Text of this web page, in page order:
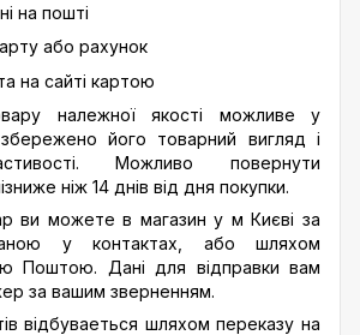
на пошті
або рахунок
на сайті картою
належної якості можливе у
його товарний вигляд і
Можливо повернути
ніж 14 днів від дня покупки.
ви можете в магазин у м Києві за
у контактах, або шляхом
Поштою. Дані для відправки вам
за вашим зверненням.
відбуваеться шляхом переказу на